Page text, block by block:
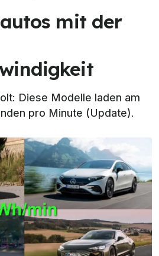
mit der
Diese Modelle laden am
pro Minute (Update).